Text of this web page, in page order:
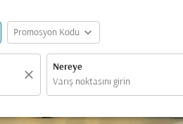
Promosyon Kodu expand_more
close
Nereye